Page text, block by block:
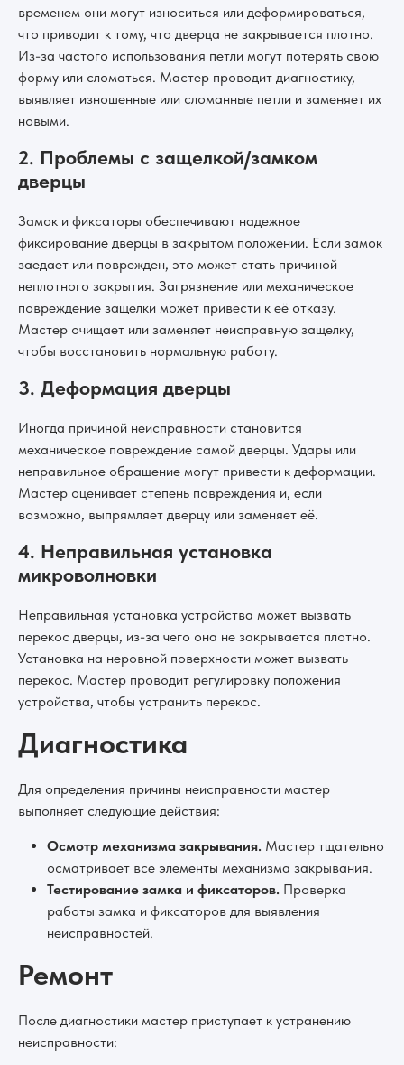
временем они могут износиться или деформироваться,
что приводит к тому, что дверца не закрывается плотно.
Из-за частого использования петли могут потерять свою
форму или сломаться. Мастер проводит диагностику,
выявляет изношенные или сломанные петли и заменяет их
новыми.
2. Проблемы с защелкой/замком
дверцы
Замок и фиксаторы обеспечивают надежное
фиксирование дверцы в закрытом положении. Если замок
заедает или поврежден, это может стать причиной
неплотного закрытия. Загрязнение или механическое
повреждение защелки может привести к её отказу.
Мастер очищает или заменяет неисправную защелку,
чтобы восстановить нормальную работу.
3. Деформация дверцы
Иногда причиной неисправности становится
механическое повреждение самой дверцы. Удары или
неправильное обращение могут привести к деформации.
Мастер оценивает степень повреждения и, если
возможно, выпрямляет дверцу или заменяет её.
4. Неправильная установка
микроволновки
Неправильная установка устройства может вызвать
перекос дверцы, из-за чего она не закрывается плотно.
Установка на неровной поверхности может вызвать
перекос. Мастер проводит регулировку положения
устройства, чтобы устранить перекос.
Диагностика
Для определения причины неисправности мастер
выполняет следующие действия:
Осмотр механизма закрывания. Мастер тщательно
осматривает все элементы механизма закрывания.
Тестирование замка и фиксаторов. Проверка
работы замка и фиксаторов для выявления
неисправностей.
Ремонт
После диагностики мастер приступает к устранению
неисправности: